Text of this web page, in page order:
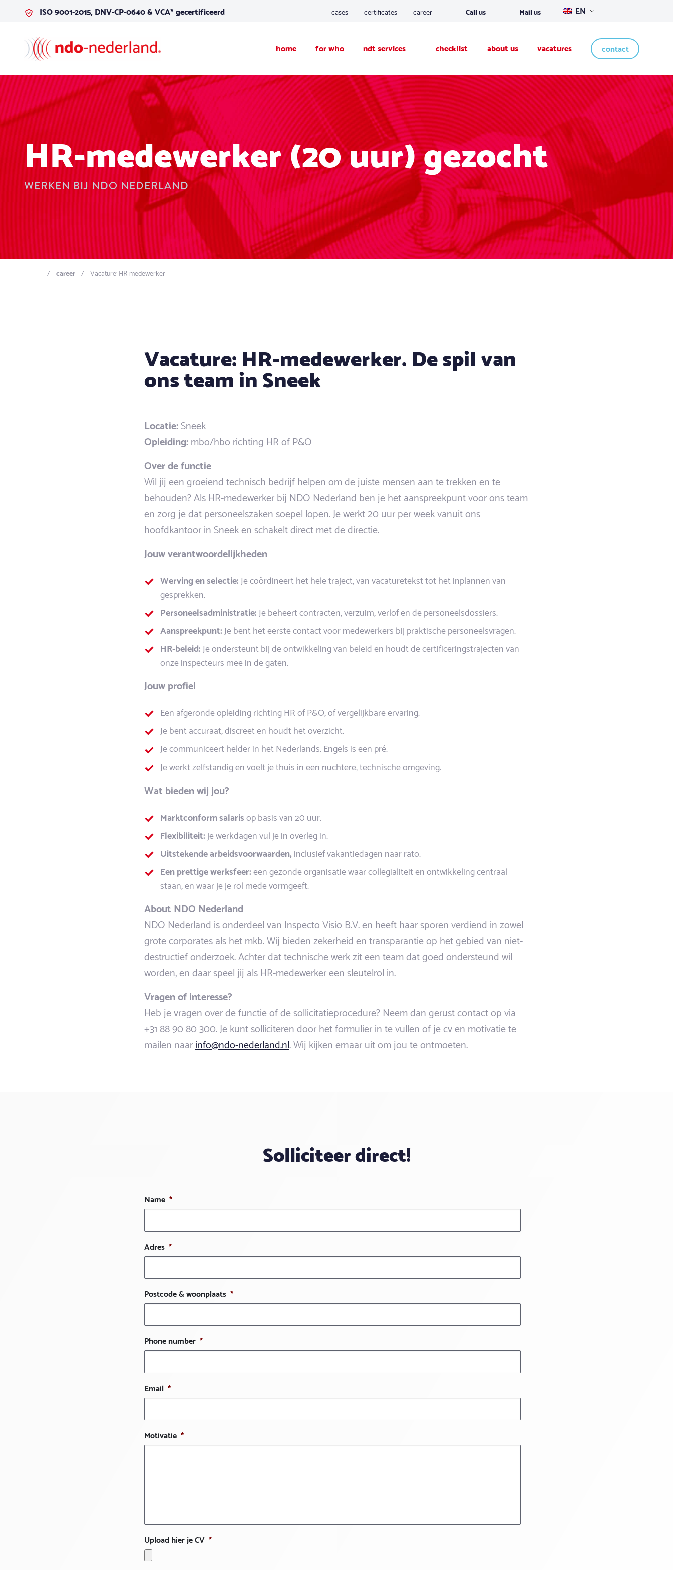
Skip to contentISO 9001-2015, DNV-CP-0640 & VCA* gecertificeerd cases certificates career Call us Mail us EN
home for who ndt services checklist about us vacatures contact
HR-medewerker (20 uur) gezocht
WERKEN BIJ NDO NEDERLAND
career Vacature: HR-medewerker
Vacature: HR-medewerker. De spil van
ons team in Sneek
Locatie:Sneek
Opleiding:mbo/hbo richting HR of P&O
Over de functie
Wil jij een groeiend technisch bedrijf helpen om de juiste mensen aan te trekken en te
behouden? Als HR-medewerker bij NDO Nederland ben je het aanspreekpunt voor ons team
en zorg je dat personeelszaken soepel lopen. Je werkt 20 uur per week vanuit ons
hoofdkantoor in Sneek en schakelt direct met de directie.
Jouw verantwoordelijkheden
Werving en selectie:Je coördineert het hele traject, van vacaturetekst tot het inplannen van
gesprekken.
Personeelsadministratie:Je beheert contracten, verzuim, verlof en de personeelsdossiers.
Aanspreekpunt:Je bent het eerste contact voor medewerkers bij praktische personeelsvragen.
HR-beleid:Je ondersteunt bij de ontwikkeling van beleid en houdt de certificeringstrajecten van
onze inspecteurs mee in de gaten.
Jouw profiel
Een afgeronde opleiding richting HR of P&O, of vergelijkbare ervaring.
Je bent accuraat, discreet en houdt het overzicht.
Je communiceert helder in het Nederlands. Engels is een pré.
Je werkt zelfstandig en voelt je thuis in een nuchtere, technische omgeving.
Wat bieden wij jou?
Marktconform salarisop basis van 20 uur.
Flexibiliteit:je werkdagen vul je in overleg in.
Uitstekende arbeidsvoorwaarden,inclusief vakantiedagen naar rato.
Een prettige werksfeer:een gezonde organisatie waar collegialiteit en ontwikkeling centraal
staan, en waar je je rol mede vormgeeft.
About NDO Nederland
NDO Nederland is onderdeel van Inspecto Visio B.V. en heeft haar sporen verdiend in zowel
grote corporates als het mkb. Wij bieden zekerheid en transparantie op het gebied van niet-
destructief onderzoek. Achter dat technische werk zit een team dat goed ondersteund wil
worden, en daar speel jij als HR-medewerker een sleutelrol in.
Vragen of interesse?
Heb je vragen over de functie of de sollicitatieprocedure? Neem dan gerust contact op via
+31 88 90 80 300. Je kunt solliciteren door het formulier in te vullen of je cv en motivatie te
mailen naarinfo@ndo-nederland.nl. Wij kijken ernaar uit om jou te ontmoeten.
Solliciteer direct!
Name *
Adres *
Postcode & woonplaats *
Phone number *
Email *
Motivatie *
Upload hier je CV *